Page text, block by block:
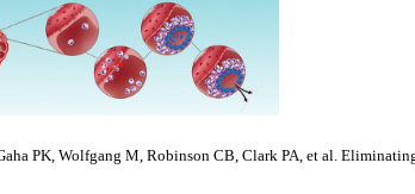
PK, Wolfgang M, Robinson CB, Clark PA, et al.